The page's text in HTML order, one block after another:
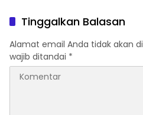
Tinggalkan Balasan
Alamat email Anda tidak akan
wajib ditandai *